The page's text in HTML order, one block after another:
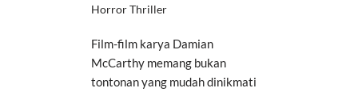
Horror Thriller
Film-film karya Damian
McCarthy memang bukan
tontonan yang mudah dinikmati